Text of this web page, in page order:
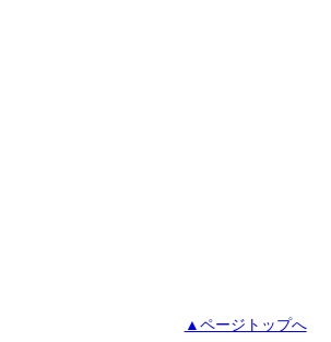
▲ページトップへ